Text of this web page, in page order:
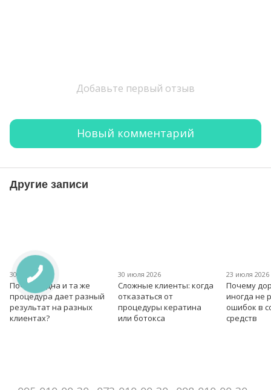
Добавьте первый отзыв
Новый комментарий
Другие записи
30 июля 2026
Почему одна и та же
процедура дает разный
результат на разных
клиентах?
30 июля 2026
Сложные клиенты: когда
отказаться от
процедуры кератина
или ботокса
23 июля 2026
Почему
иногда не
ошибок в
средств